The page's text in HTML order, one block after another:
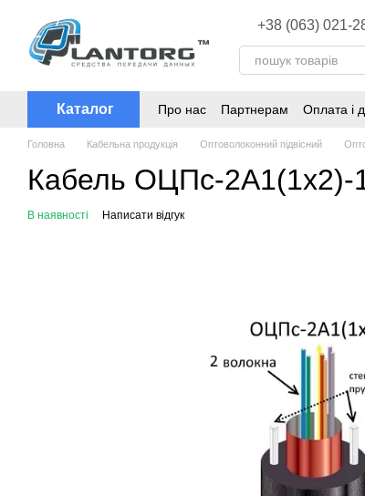
+38 (063) 021-
Каталог Про нас Партнерам Оплата і
Головна Кабельна продукція Оптоволоконний підвісний
Кабель ОЦПс-2А1(1х2)-
В наявності Написати відгук